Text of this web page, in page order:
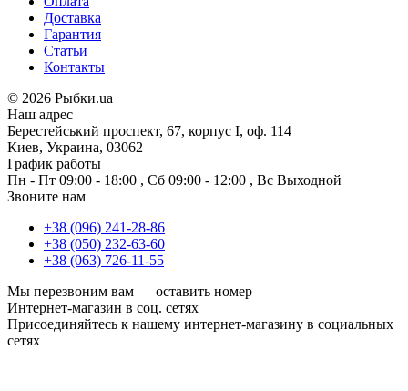
Доставка
Гарантия
Статьи
Контакты
© 2026 Рыбки.ua
Наш адрес
Берестейський проспект, 67, корпус I, оф. 114
Киев, Украина, 03062
График работы
Пн - Пт 09:00 - 18:00 , Сб 09:00 - 12:00 , Вс Выходной
Звоните нам
+38 (096) 241-28-86
+38 (050) 232-63-60
+38 (063) 726-11-55
Мы перезвоним вам — оставить номер
Интернет-магазин в соц. сетях
Присоединяйтесь к нашему интернет-магазину в социальных
сетях